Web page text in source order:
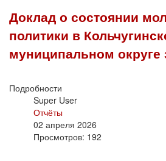
Доклад о состоянии
политики в
муниципальном округе
Подробности
Super User
Отчёты
02 апреля 2026
Просмотров: 192